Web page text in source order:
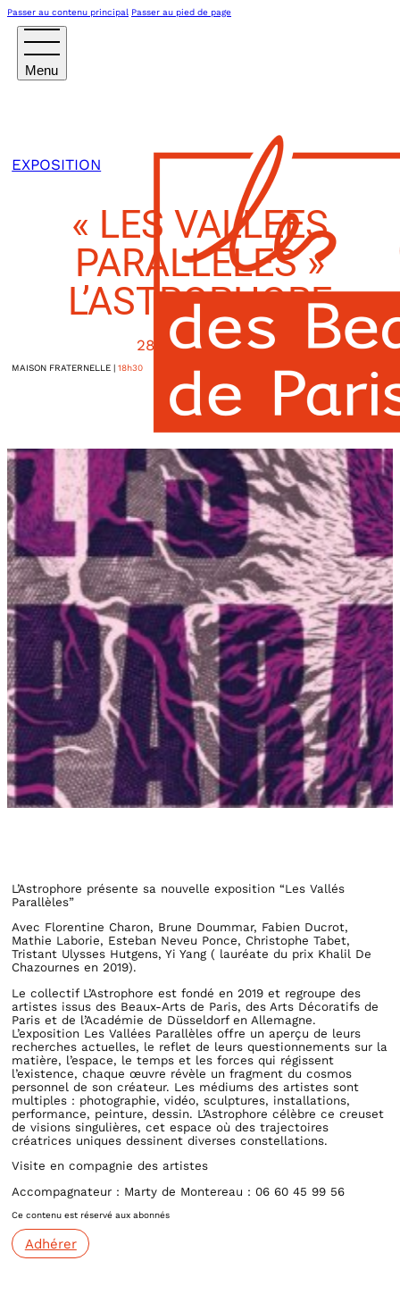
Passer au contenu principal Passer au pied de page
EXPOSITION
« LES VALLEES
PARALLELES »
L’ASTROPHORE
28 FÉVRIER 2025
MAISON FRATERNELLE
18h30
37, rue Tournefort
PARIS Vème, France
L’Astrophore présente sa nouvelle exposition “Les Vallés
Parallèles”
Avec Florentine Charon, Brune Doummar, Fabien Ducrot,
Mathie Laborie, Esteban Neveu Ponce, Christophe Tabet,
Tristant Ulysses Hutgens, Yi Yang ( lauréate du prix Khalil De
Chazournes en 2019).
Le collectif L’Astrophore est fondé en 2019 et regroupe des
artistes issus des Beaux-Arts de Paris, des Arts Décoratifs de
Paris et de l’Académie de Düsseldorf en Allemagne.
L’exposition Les Vallées Parallèles offre un aperçu de leurs
recherches actuelles, le reflet de leurs questionnements sur la
matière, l’espace, le temps et les forces qui régissent
l’existence, chaque œuvre révèle un fragment du cosmos
personnel de son créateur. Les médiums des artistes sont
multiples : photographie, vidéo, sculptures, installations,
performance, peinture, dessin. L’Astrophore célèbre ce creuset
de visions singulières, cet espace où des trajectoires
créatrices uniques dessinent diverses constellations.
Visite en compagnie des artistes
Accompagnateur : Marty de Montereau : 06 60 45 99 56
Ce contenu est réservé aux abonnés
Adhérer